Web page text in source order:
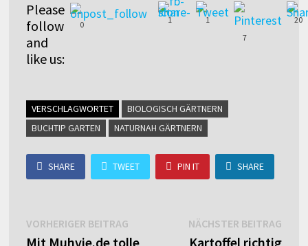
Please
follow
and
like us:
0 1
1
7
20
VERSCHLAGWORTET
BIOLOGISCH GÄRTNERN
BUCHTIP GARTEN
NATURNAH GÄRTNERN
SHARE TWEET PIN IT SHARE
Beitragsnavigation
VORHERIGER BEITRAGVorheriger
Beitrag:
Mit Muhvie.de tolle
NÄCHSTER BEITRAG
Kartoffel richtig